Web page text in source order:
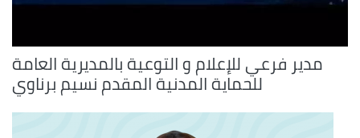
مدير فرعي للإعلام و التوعية بالمديرية العامة
للحماية المدنية المقدم نسيم برناوي